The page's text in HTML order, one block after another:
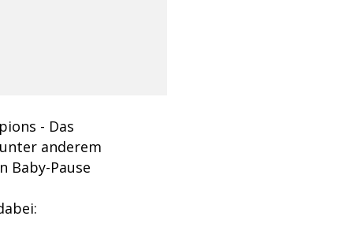
- Das
anderem
Baby-Pause